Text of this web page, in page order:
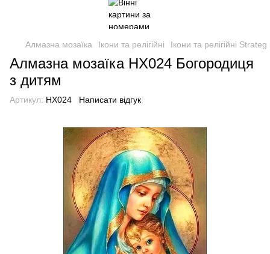
Алмазна мозаїка Ікони та релігійні Ікони та релігійні Strateg
Алмазна мозаїка HX024 Богородиця
з дитям
Артикул: HX024 Написати відгук